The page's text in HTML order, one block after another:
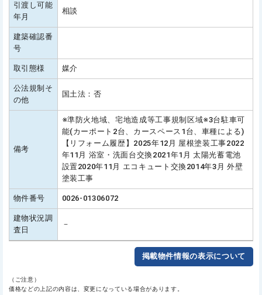
引渡し可能
年月
相談
建築確認番
号
取引態様 媒介
公法規制そ
の他
国土法：否
備考
※準防火地域、宅地造成等工事規制区域※3台駐車可
能(カーポート2台、カースペース1台、車種による)
【リフォーム履歴】2025年12月 屋根塗装工事2022
年11月 浴室・洗面台交換2021年1月 太陽光蓄電池
設置2020年11月 エコキュート交換2014年3月 外壁
塗装工事
物件番号 0026-01306072
建物状況調
査日
－
掲載物件情報の表示について
（ご注意）
価格などの上記の内容は、変更になっている場合があります。